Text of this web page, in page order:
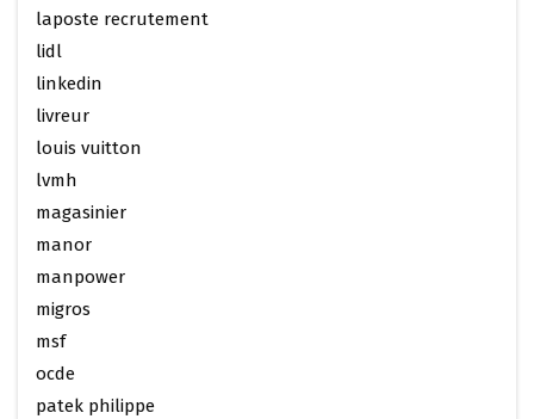
laposte recrutement
lidl
linkedin
livreur
louis vuitton
lvmh
magasinier
manor
manpower
migros
msf
ocde
patek philippe